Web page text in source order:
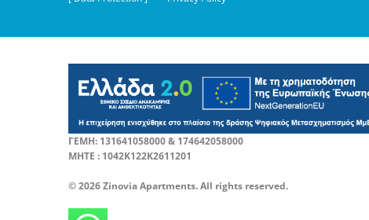
ΓΕΜΗ: 131641058000 & 174642058000
ΜΗΤΕ : 1042Κ122Κ2611201
© 2026 Zinovia Apartments. All rights reserved.